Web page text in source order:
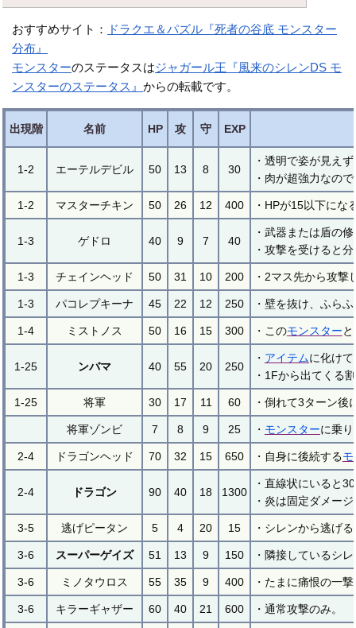
おすすめサイト：
ドラクエ＆パズル『死者の谷底 モンスター
分布』
モンスターのステータスはジャガール王『風来のシレンDS モ
ンスターのステータス』からの転載です。
出現階 名前 HP 攻 守 EXP
1-2 エーテルデビル 50 13 8 30
・透明で姿が見え
・肉が超強力なの
1-2 マスターチキン 50 26 12 400 ・HPが15以下にな
1-3 ゲドロ 40 9 7 40
・武器または盾の
・攻撃を受けると
1-3 チェインヘッド 50 31 10 200 ・2マス先から攻撃
1-3 パコレプキーナ 45 22 12 250 ・壁を抜け、ふら
1-4 ミストノス 50 16 15 300 ・このモンスター
1-25 ンバマ 40 55 20 250
・ アイテムに化け
・1Fから出てくる
1-25 将軍 30 17 11 60 ・倒れて3ターン後
将軍ゾンビ 7 8 9 25 ・ モンスターに乗
2-4 ドラゴンヘッド 70 32 15 650 ・自身に後続する
2-4 ドラゴン 90 40 18 1300
・直線状にいると
・炎は固定ダメー
3-5 逃げピータン 5 4 20 15 ・シレンから逃げ
3-6 スーパーゲイズ 51 13 9 150 ・隣接しているシ
3-6 ミノタウロス 55 35 9 400 ・たまに痛恨の一
3-6 キラーギャザー 60 40 21 600 ・通常攻撃のみ。